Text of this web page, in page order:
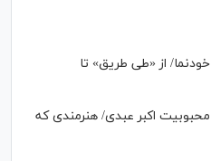
از «طی طریق» تا
محبوبیت اکبر عبدی/ هنرمندی که